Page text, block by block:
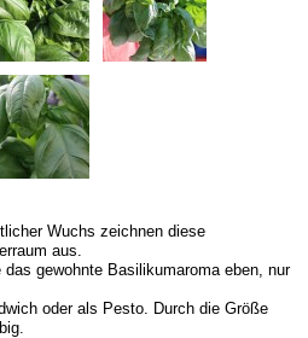
Wuchs zeichnen diese
aus.
gewohnte Basilikumaroma eben, nur
oder als Pesto. Durch die Größe